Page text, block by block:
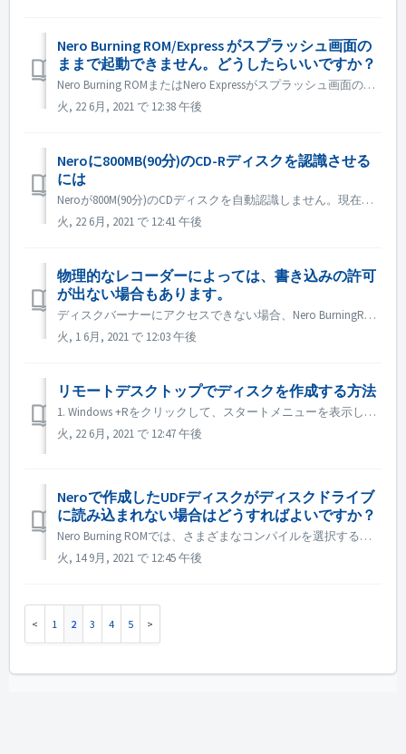
Nero Burning ROM/Express がスプラッシュ画面の
ままで起動できません。どうしたらいいですか？
Nero Burning ROMまたはNero Expressがスプラッシュ画面のみでアプリケーションウィンドウが表示されない場合は、お使いのコンピュータに動作しないディスクドライブがないかどうかを確認してください。 このようなディスクドライブが存在する場合、Nero Burning ROMの起動に失敗すること...
火, 22 6月, 2021 で 12:38 午後
Neroに800MB(90分)のCD-Rディスクを認識させる
には
Neroが800M(90分)のCDディスクを自動認識しません。現在も700M(80分)として認識されています。 800M近いデータをフルディスクで書き込む必要がある場合は、「OverBurn」機能を有効にすることができます。 Nero Burning ROM/Nero Expressの「オプション」ダ...
火, 22 6月, 2021 で 12:41 午後
物理的なレコーダーによっては、書き込みの許可
が出ない場合もあります。
ディスクバーナーにアクセスできない場合、Nero BurningROMまたはNero Expressを開くと、エラーメッセージがポップアップ表示されます。 解決方法： 管理者アカウントでWIN+Rを押して gpedit.msc と入力し、「CD and DVD:Deny read acces...
火, 1 6月, 2021 で 12:03 午後
リモートデスクトップでディスクを作成する方法
1. Windows +Rをクリックして、スタートメニューを表示します。 2. 検索ボックスに gpedit.msc と入力し、キーボードの[Enter]キーを押します。ローカルグループポリシーエディターが表示されます。 3. ローカルグループポリシーエディターのウィンドウが開いたら、Adm...
火, 22 6月, 2021 で 12:47 午後
Neroで作成したUDFディスクがディスクドライブ
に読み込まれない場合はどうすればよいですか？
Nero Burning ROMでは、さまざまなコンパイルを選択することができます。 UDF ディスクを作成した場合、ディスクドライブと UDF の互換性が低いと、ディスクの読み取りに失敗することがあります。 ISOやUDF/ISOのような他のコンパイレーションを選択して、再度お試しになることをお勧めします。 ...
火, 14 9月, 2021 で 12:45 午後
1 2 3 4 5